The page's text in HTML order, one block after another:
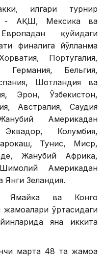
илгари турнир
- АҚШ, Мексика ва
қуйидаги
финалига йўлланма
Португалия,
Германия, Бельгия,
Шотландия ва
Эрон, Ўзбекистон,
Австралия, Саудия
Америкадан
Колумбия,
Тунис, Миср,
Жанубий Африка,
Америкадан
Зеландия.
Ямайка ва Конго
ўртасидаги
яна иккита
марта 48 та жамоа